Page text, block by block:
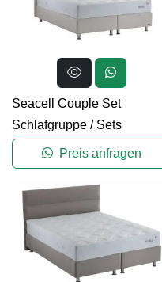
Seacell Couple Set
Schlafgruppe / Sets
Preis anfragen